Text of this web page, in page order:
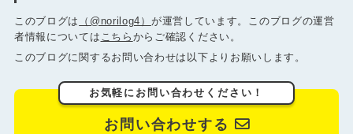
このブログは （@norilog4） が運営しています。このブログの運営
者情報については こちら からご確認ください。
このブログに関するお問い合わせは以下よりお願いします。
お気軽にお問い合わせください！
お問い合わせする